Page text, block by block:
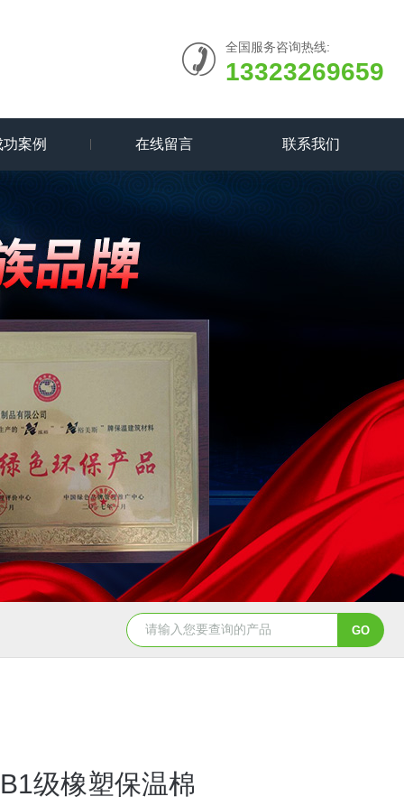
全国服务咨询热线:
13323269659
功案例 在线留言 联系我们
级橡塑保温棉